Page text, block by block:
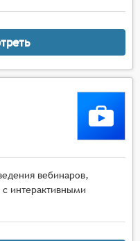
вебинаров,
интерактивными